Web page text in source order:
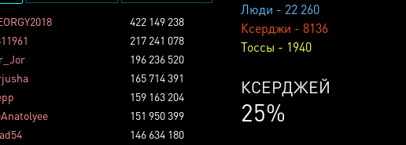
Люди - 22 260
Ксерджи - 8136
Тоссы - 1940
КСЕРДЖЕЙ
25%
422 149 238
217 241 078
196 236 520
165 714 391
159 163 204
151 950 399
146 634 180